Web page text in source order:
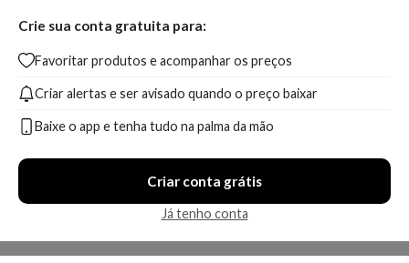
Crie sua conta gratuita para:
Favoritar produtos e acompanhar os preços
Criar alertas e ser avisado quando o preço baixar
Baixe o app e tenha tudo na palma da mão
Criar conta grátis
Já tenho conta